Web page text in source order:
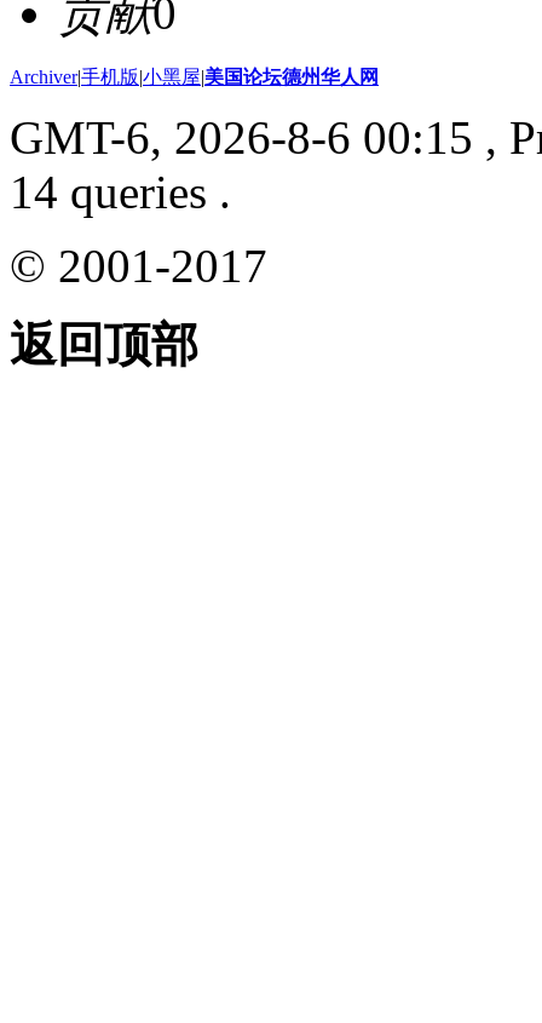
贡献0
Archiver|手机版|小黑屋|美国论坛德州华人网
GMT-6, 2026-8-6 00:15 ,
14 queries .
© 2001-2017
返回顶部